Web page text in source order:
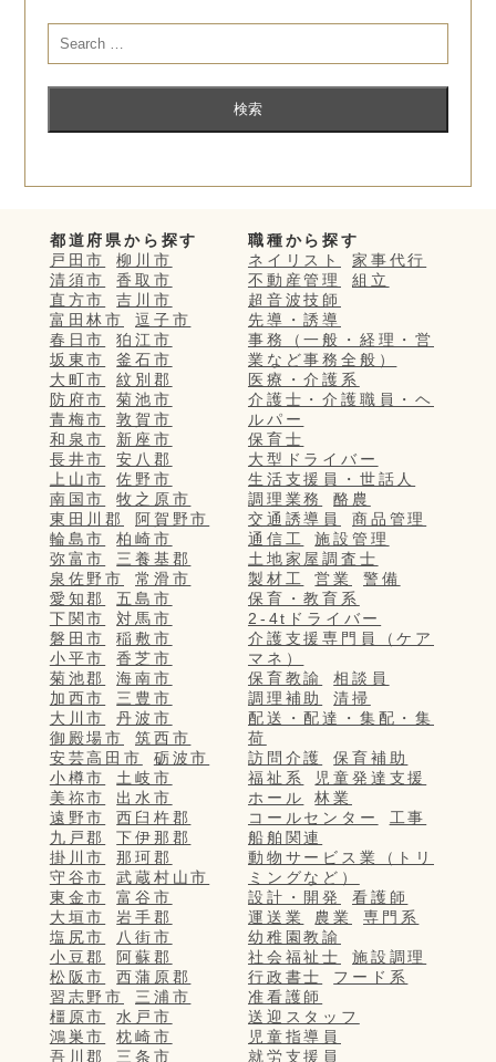
都道府県から探す
戸田市
柳川市
清須市
香取市
直方市
吉川市
富田林市
逗子市
春日市
狛江市
坂東市
釜石市
大町市
紋別郡
防府市
菊池市
青梅市
敦賀市
和泉市
新座市
長井市
安八郡
上山市
佐野市
南国市
牧之原市
東田川郡
阿賀野市
輪島市
柏崎市
弥富市
三養基郡
泉佐野市
常滑市
愛知郡
五島市
下関市
対馬市
磐田市
稲敷市
小平市
香芝市
菊池郡
海南市
加西市
三豊市
大川市
丹波市
御殿場市
筑西市
安芸高田市
砺波市
小樽市
土岐市
美祢市
出水市
遠野市
西臼杵郡
九戸郡
下伊那郡
掛川市
那珂郡
守谷市
武蔵村山市
東金市
富谷市
大垣市
岩手郡
塩尻市
八街市
小豆郡
阿蘇郡
松阪市
西蒲原郡
習志野市
三浦市
橿原市
水戸市
鴻巣市
枕崎市
吾川郡
三条市
職種から探す
ネイリスト
家事代行
不動産管理
組立
超音波技師
先導・誘導
事務（一般・経理・営
業など事務全般）
医療・介護系
介護士・介護職員・ヘ
ルパー
保育士
大型ドライバー
生活支援員・世話人
調理業務
酪農
交通誘導員
商品管理
通信工
施設管理
土地家屋調査士
製材工
営業
警備
保育・教育系
2-4tドライバー
介護支援専門員（ケア
マネ）
保育教諭
相談員
調理補助
清掃
配送・配達・集配・集
荷
訪問介護
保育補助
福祉系
児童発達支援
ホール
林業
コールセンター
工事
船舶関連
動物サービス業（トリ
ミングなど）
設計・開発
看護師
運送業
農業
専門系
幼稚園教諭
社会福祉士
施設調理
行政書士
フード系
准看護師
送迎スタッフ
児童指導員
就労支援員